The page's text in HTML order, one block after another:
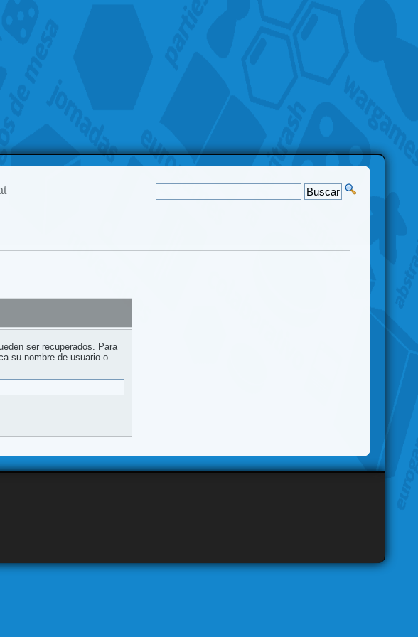
ser recuperados. Para
su nombre de usuario o